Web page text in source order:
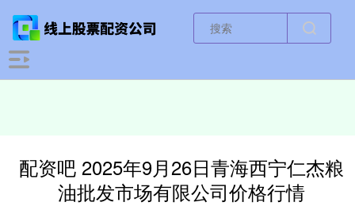
配资吧 2025年9月26日青海西宁仁杰粮
油批发市场有限公司价格行情